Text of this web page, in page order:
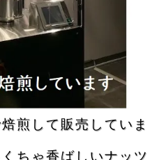
煎して販売していま
ちゃ香ばしいナッツ